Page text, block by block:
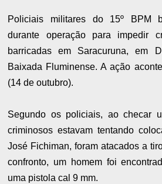
Policiais militares do 15º BPM
durante operação para impedir
barricadas em Saracuruna, em
Baixada Fluminense. A ação
(14 de outubro).
Segundo os policiais, ao checar
criminosos estavam tentando
José Fichiman, foram atacados a
confronto, um homem foi
uma pistola cal 9 mm.